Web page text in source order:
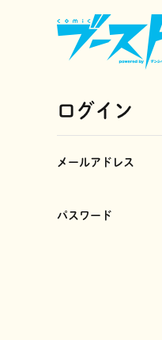
ログイン
メールアドレス
パスワード